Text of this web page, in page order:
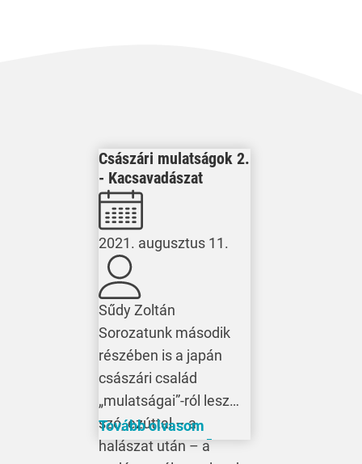
Császári mulatságok 2.
- Kacsavadászat
2021. augusztus 11.
Sűdy Zoltán
Sorozatunk második
részében is a japán
császári család
„mulatságai”-ról lesz
szó, ezúttal – a
halászat után – a
Tovább olvasom